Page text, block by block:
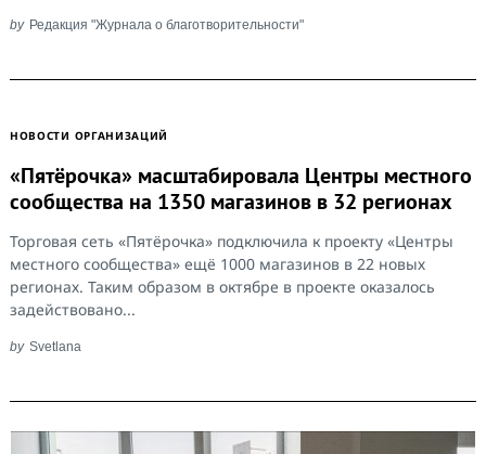
by Редакция "Журнала о благотворительности"
НОВОСТИ ОРГАНИЗАЦИЙ
«Пятёрочка» масштабировала Центры местного
сообщества на 1350 магазинов в 32 регионах
Торговая сеть «Пятёрочка» подключила к проекту «Центры
местного сообщества» ещё 1000 магазинов в 22 новых
регионах. Таким образом в октябре в проекте оказалось
задействовано...
by Svetlana